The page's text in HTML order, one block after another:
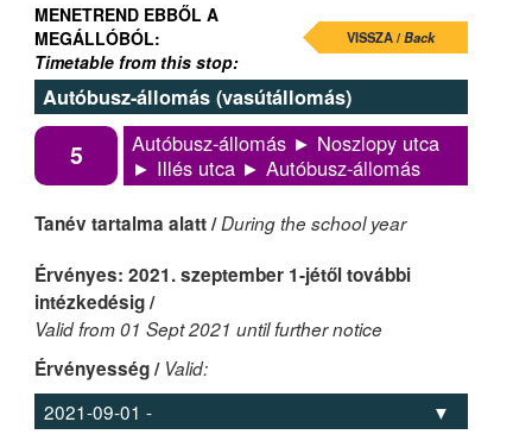
MENETREND EBBŐL A
MEGÁLLÓBÓL:
Timetable from this stop:
VISSZA /Back
Autóbusz-állomás (vasútállomás)
5
Autóbusz-állomás ► Noszlopy utca
► Illés utca ► Autóbusz-állomás
Tanév tartalma alatt /During the school year
Érvényes: 2021. szeptember 1-jétől további
intézkedésig /
Valid from 01 Sept 2021 until further notice
Érvényesség / Valid: